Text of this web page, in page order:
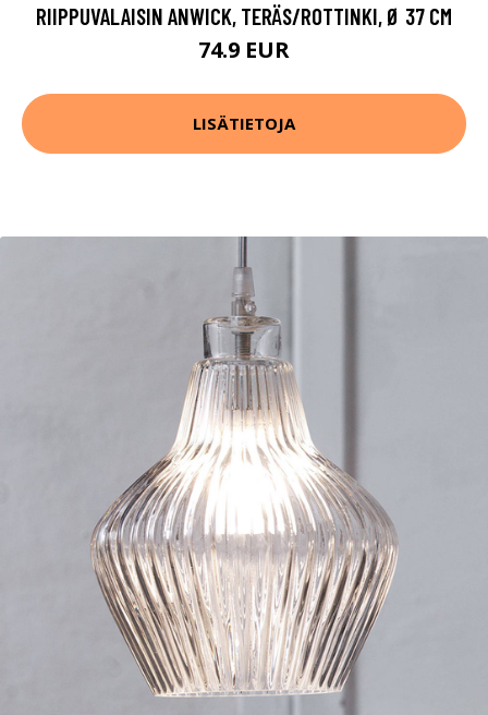
RIIPPUVALAISIN ANWICK, TERÄS/ROTTINKI, Ø 37 CM
74.9 EUR
LISÄTIETOJA